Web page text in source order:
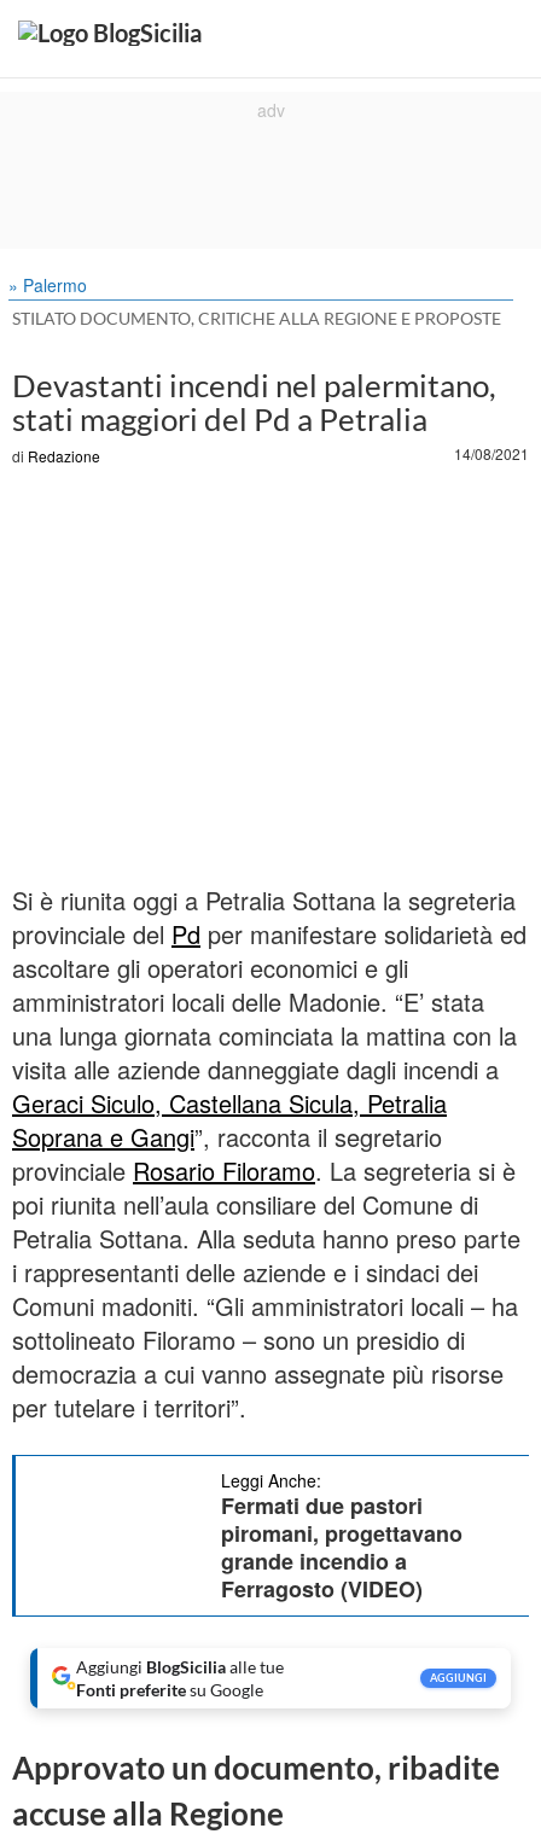
» Palermo
STILATO DOCUMENTO, CRITICHE ALLA REGIONE E PROPOSTE
Devastanti incendi nel palermitano,
stati maggiori del Pd a Petralia
di Redazione 14/08/2021
Si è riunita oggi a Petralia Sottana la segreteria
provinciale del Pd per manifestare solidarietà ed
ascoltare gli operatori economici e gli
amministratori locali delle Madonie. “E’ stata
una lunga giornata cominciata la mattina con la
visita alle aziende danneggiate dagli incendi a
Geraci Siculo, Castellana Sicula, Petralia
Soprana e Gangi”, racconta il segretario
provinciale Rosario Filoramo. La segreteria si è
poi riunita nell’aula consiliare del Comune di
Petralia Sottana. Alla seduta hanno preso parte
i rappresentanti delle aziende e i sindaci dei
Comuni madoniti. “Gli amministratori locali – ha
sottolineato Filoramo – sono un presidio di
democrazia a cui vanno assegnate più risorse
per tutelare i territori”.
Leggi Anche:
Fermati due pastori
piromani, progettavano
grande incendio a
Ferragosto (VIDEO)
Aggiungi BlogSiciliaalle tue
Fonti preferitesu Google
AGGIUNGI
Approvato un documento, ribadite
accuse alla Regione